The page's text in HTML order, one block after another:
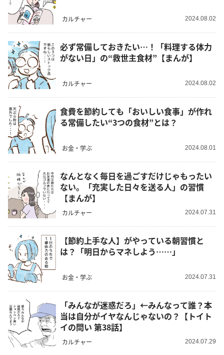
カルチャー 2024.08.02
必ず常備しておきたい…！「料理する体力
がない日」の“救世主食材”【まんが】
カルチャー 2024.08.02
食費を節約しても「おいしい食事」が作れ
る常備したい“3つの食材”とは？
お金・学ぶ 2024.08.01
なんとなく毎日を過ごすだけじゃもったい
ない。「充実した日々を送る人」の習慣
【まんが】
カルチャー 2024.07.31
【節約上手な人】がやっている朝習慣と
は？「明日からマネしよう……」
お金・学ぶ 2024.07.31
「みんなが迷惑だろ」←みんなって誰？本
当は自分がイヤなんじゃないの？【トイト
イの問い 第38話】
カルチャー 2024.07.29